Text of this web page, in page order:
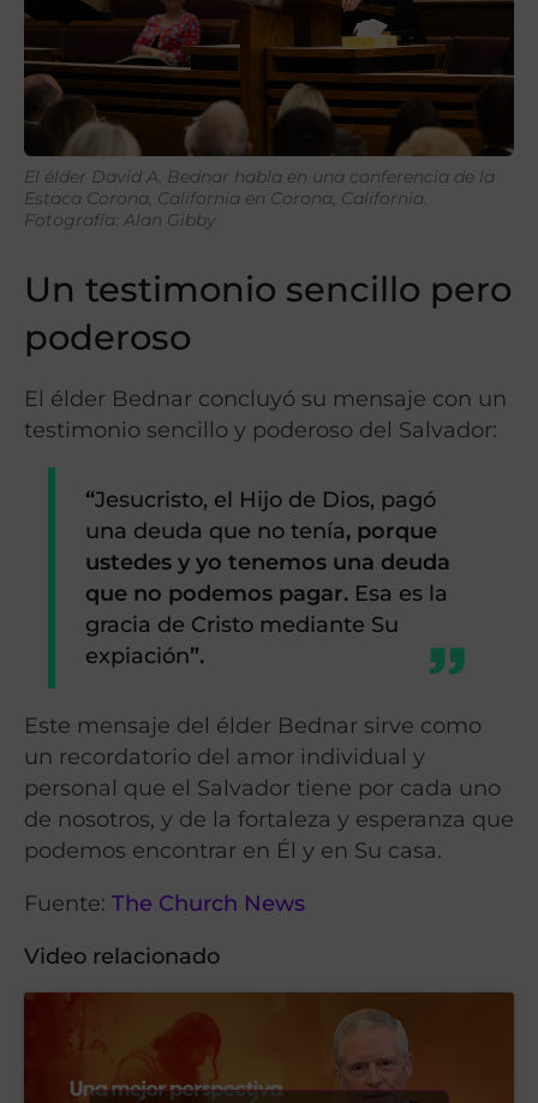
El élder David A. Bednar habla en una conferencia de la
Estaca Corona, California en Corona, California.
Fotografía: Alan Gibby
Un testimonio sencillo pero
poderoso
El élder Bednar concluyó su mensaje con un
testimonio sencillo y poderoso del Salvador:
“Jesucristo, el Hijo de Dios, pagó
una deuda que no tenía, porque
ustedes y yo tenemos una deuda
que no podemos pagar. Esa es la
gracia de Cristo mediante Su
expiación”.
Este mensaje del élder Bednar sirve como
un recordatorio del amor individual y
personal que el Salvador tiene por cada uno
de nosotros, y de la fortaleza y esperanza que
podemos encontrar en Él y en Su casa.
Fuente: The Church News
Video relacionado